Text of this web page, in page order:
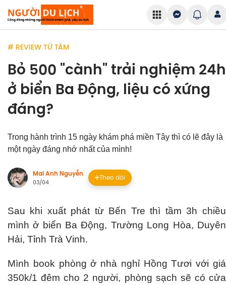
# REVIEW TỪ TÂM
Bỏ 500 "cành" trải nghiệm 24h
ở biển Ba Động, liệu có xứng
đáng?
Trong hành trình 15 ngày khám phá miền Tây thì có lẽ đây là
một ngày đáng nhớ nhất của mình!
Mai Anh Nguyễn
03/04
Theo dõi
Sau khi xuất phát từ Bến Tre thì tầm 3h chiều
mình ở biển Ba Động, Trường Long Hòa, Duyên
Hải, Tỉnh Trà Vinh.
Mình book phòng ở nhà nghỉ Hồng Tươi với giá
350k/1 đêm cho 2 người, phòng sạch sẽ có cửa